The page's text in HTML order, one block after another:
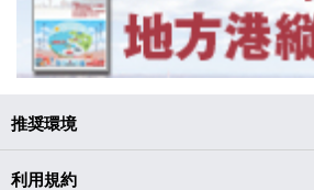
推奨環境
利用規約